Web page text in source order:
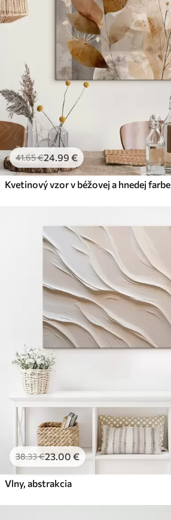
41.65€24.99 €
Kvetinový vzor v béžovej a hnedej farbe
38.33€23.00€
Vlny, abstrakcia